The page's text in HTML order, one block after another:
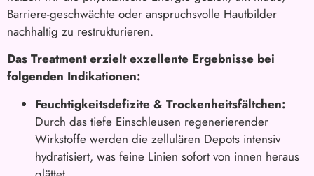
Barriere-geschwächte oder anspruchsvolle Hautbilder
nachhaltig zu restrukturieren.
Das Treatment erzielt exzellente Ergebnisse bei
folgenden Indikationen:
Feuchtigkeitsdefizite & Trockenheitsfältchen:
Durch das tiefe Einschleusen regenerierender
Wirkstoffe werden die zellulären Depots intensiv
hydratisiert, was feine Linien sofort von innen heraus